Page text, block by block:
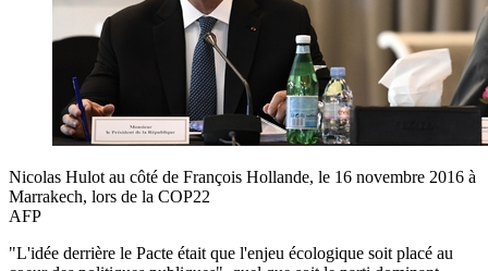
Nicolas Hulot au côté de François Hollande, le 16 novembre 2016 à
Marrakech, lors de la COP22
AFP
"L'idée derrière le Pacte était que l'enjeu écologique soit placé au